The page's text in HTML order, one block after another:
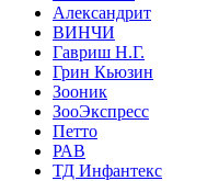
Александрит
ВИНЧИ
Гавриш Н.Г.
Грин Кьюзин
Зооник
ЗооЭкспресс
Петто
РАВ
ТД Инфантекс